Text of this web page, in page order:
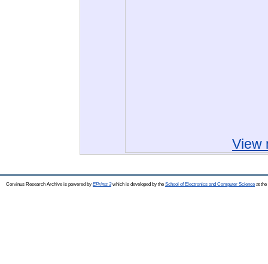
View
Corvinus Research Archive is powered by EPrints 3which is developed by the School of Electronics and Computer Science at